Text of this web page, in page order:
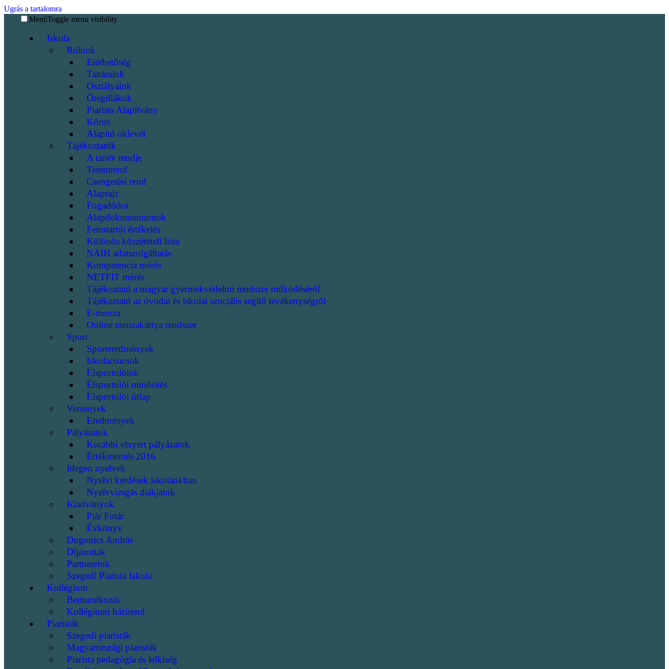
Ugrás a tartalomra
MenüToggle menu visibility
Iskola
Rólunk
Elérhetőség
Tanáraink
Osztályaink
Öregdiákok
Piarista Alapítvány
Kórus
Alapító oklevél
Tájékoztatók
A tanév rendje
Teremrend
Csengetési rend
Alaprajz
Fogadóóra
Alapdokumentumok
Fenntartói értékelés
Különös közzétételi lista
NAIH adatszolgáltatás
Kompetencia mérés
NETFIT mérés
Tájékoztató a magyar gyermekvédelmi rendszer működéséről
Tájékoztató az óvodai és iskolai szociális segítő tevékenységről
E-menza
Online menzakártya rendszer
Sport
Sporteredmények
Iskolacsúcsok
Élsportolóink
Élsportolói minősítés
Élsportolói űrlap
Versenyek
Eredmények
Pályázatok
Korábbi elnyert pályázatok
Értékmentés 2016
Idegen nyelvek
Nyelvi kérdések iskolánkban
Nyelvvizsgás diákjaink
Kiadványok
Piár Futár
Évkönyv
Dugonics András
Díjazottak
Partnereink
Szegedi Piarista Iskola
Kollégium
Bemutatkozás
Kollégiumi házirend
Piaristák
Szegedi piaristák
Magyarországi piaristák
Piarista pedagógia és lelkiség